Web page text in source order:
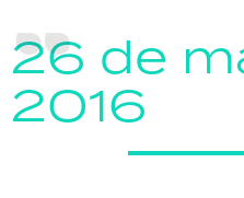
26 de
2016